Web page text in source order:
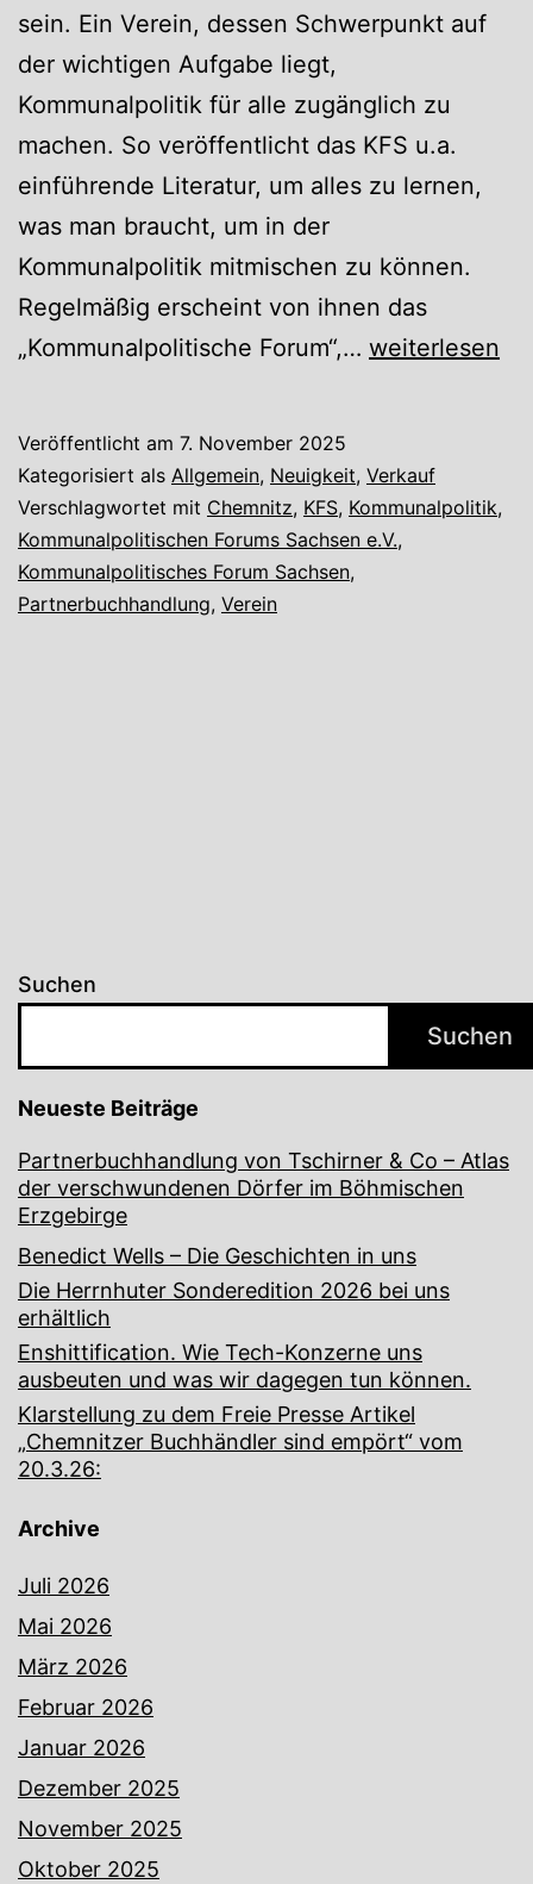
sein. Ein Verein, dessen Schwerpunkt auf
der wichtigen Aufgabe liegt,
Kommunalpolitik für alle zugänglich zu
machen. So veröffentlicht das KFS u.a.
einführende Literatur, um alles zu lernen,
was man braucht, um in der
Kommunalpolitik mitmischen zu können.
Regelmäßig erscheint von ihnen das
„Kommunalpolitische Forum“,… Wir
des
weiterlesen
Veröffentlicht am 7. November 2025
Kategorisiert als Allgemein, Neuigkeit, Verkauf
Verschlagwortet mit Chemnitz, KFS, Kommunalpolitik,
Kommunalpolitischen Forums Sachsen e.V.,
Kommunalpolitisches Forum Sachsen,
Partnerbuchhandlung, Verein
Suchen
Suchen
Neueste Beiträge
Partnerbuchhandlung von Tschirner & Co – Atlas
der verschwundenen Dörfer im Böhmischen
Erzgebirge
Benedict Wells – Die Geschichten in uns
Die Herrnhuter Sonderedition 2026 bei uns
erhältlich
Enshittification. Wie Tech-Konzerne uns
ausbeuten und was wir dagegen tun können.
Klarstellung zu dem Freie Presse Artikel
„Chemnitzer Buchhändler sind empört“ vom
20.3.26:
Archive
Juli 2026
Mai 2026
März 2026
Februar 2026
Januar 2026
Dezember 2025
November 2025
Oktober 2025